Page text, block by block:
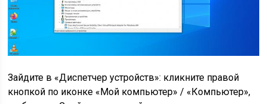
Зайдите в «Диспетчер устройств»: кликните правой
кнопкой по иконке «Мой компьютер» / «Компьютер»,